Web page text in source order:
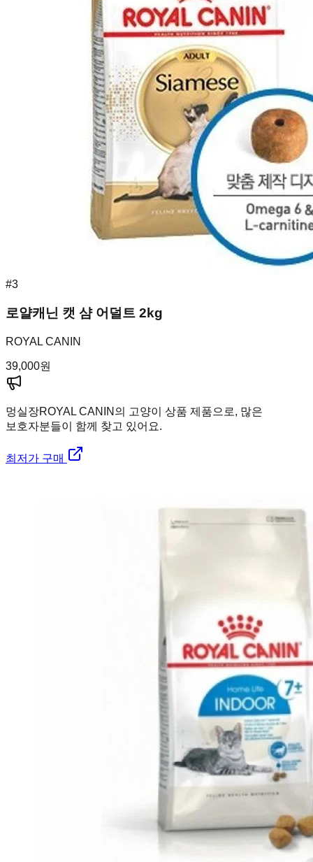
#3
로얄캐닌 캣 샴 어덜트 2kg
ROYAL CANIN
39,000원
멍실장ROYAL CANIN의 고양이 상품 제품으로, 많은
보호자분들이 함께 찾고 있어요.
최저가 구매